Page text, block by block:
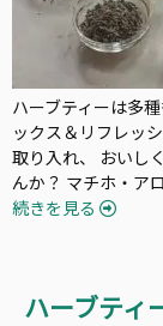
ハーブティーは多
ックス＆リフレッ
取り入れ、 おいし
んか？ マチホ・ア
続きを見る
ハーブテ